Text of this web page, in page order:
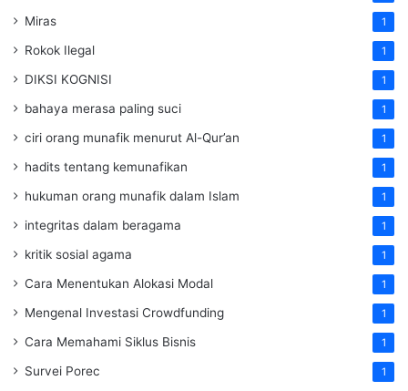
Miras 1
Rokok Ilegal 1
DIKSI KOGNISI 1
bahaya merasa paling suci 1
ciri orang munafik menurut Al-Qur’an 1
hadits tentang kemunafikan 1
hukuman orang munafik dalam Islam 1
integritas dalam beragama 1
kritik sosial agama 1
Cara Menentukan Alokasi Modal 1
Mengenal Investasi Crowdfunding 1
Cara Memahami Siklus Bisnis 1
Survei Porec 1